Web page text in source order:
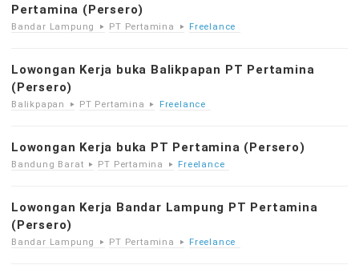
Pertamina (Persero)
Bandar Lampung PT Pertamina Freelance
Lowongan Kerja buka Balikpapan PT Pertamina
(Persero)
Balikpapan PT Pertamina Freelance
Lowongan Kerja buka PT Pertamina (Persero)
Bandung Barat PT Pertamina Freelance
Lowongan Kerja Bandar Lampung PT Pertamina
(Persero)
Bandar Lampung PT Pertamina Freelance